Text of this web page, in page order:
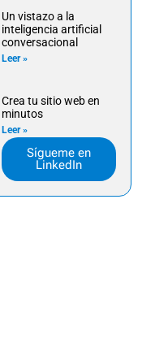
Un vistazo a la
inteligencia artificial
conversacional
Leer »
Crea tu sitio web en
minutos
Leer »
Sígueme en
LinkedIn